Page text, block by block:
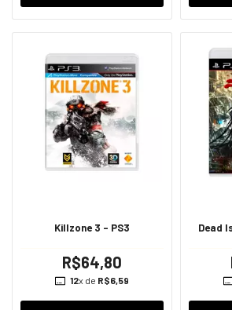
Killzone 3 - PS3
R$64,80
12x de R$6,59
Dead